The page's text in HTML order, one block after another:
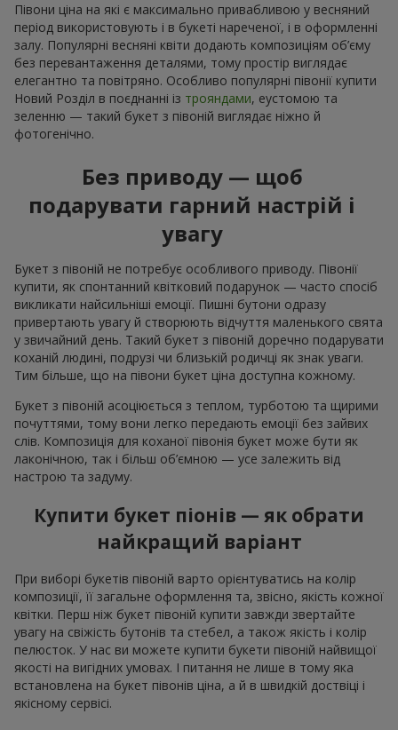
Півони ціна на які є максимально привабливою у весняний
період використовують і в букеті нареченої, і в оформленні
залу. Популярні весняні квіти додають композиціям об’єму
без перевантаження деталями, тому простір виглядає
елегантно та повітряно. Особливо популярні півонії купити
Новий Розділ в поєднанні із трояндами, еустомою та
зеленню — такий букет з півоній виглядає ніжно й
фотогенічно.
Без приводу — щоб
подарувати гарний настрій і
увагу
Букет з півоній не потребує особливого приводу. Півонії
купити, як спонтанний квітковий подарунок — часто спосіб
викликати найсильніші емоції. Пишні бутони одразу
привертають увагу й створюють відчуття маленького свята
у звичайний день. Такий букет з півоній доречно подарувати
коханій людині, подрузі чи близькій родичці як знак уваги.
Тим більше, що на півони букет ціна доступна кожному.
Букет з півоній асоціюється з теплом, турботою та щирими
почуттями, тому вони легко передають емоції без зайвих
слів. Композиція для коханої півонія букет може бути як
лаконічною, так і більш об’ємною — усе залежить від
настрою та задуму.
Купити букет піонів — як обрати
найкращий варіант
При виборі букетів півоній варто орієнтуватись на колір
композиції, її загальне оформлення та, звісно, якість кожної
квітки. Перш ніж букет півоній купити завжди звертайте
увагу на свіжість бутонів та стебел, а також якість і колір
пелюсток. У нас ви можете купити букети півоній найвищої
якості на вигідних умовах. І питання не лише в тому яка
встановлена на букет півонів ціна, а й в швидкій доствіці і
якісному сервісі.